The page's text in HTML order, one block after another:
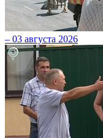
– 03 августа 2026